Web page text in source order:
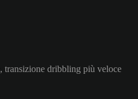
transizione dribbling più veloce